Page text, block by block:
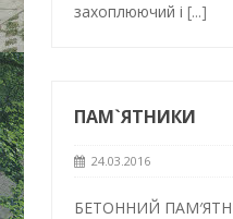
захоплюючий і[...]
ПАМ`ЯТНИКИ
24.03.2016
БЕТОННИЙ